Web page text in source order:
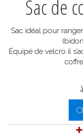
Sac de
Sac idéal pour
Équipé de velcro il